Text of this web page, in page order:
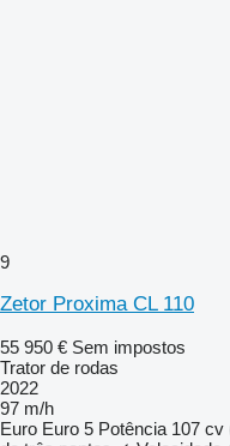
9
Zetor Proxima CL 110
55 950 € Sem impostos
Trator de rodas
2022
97 m/h
Euro Euro 5 Potência 107 cv